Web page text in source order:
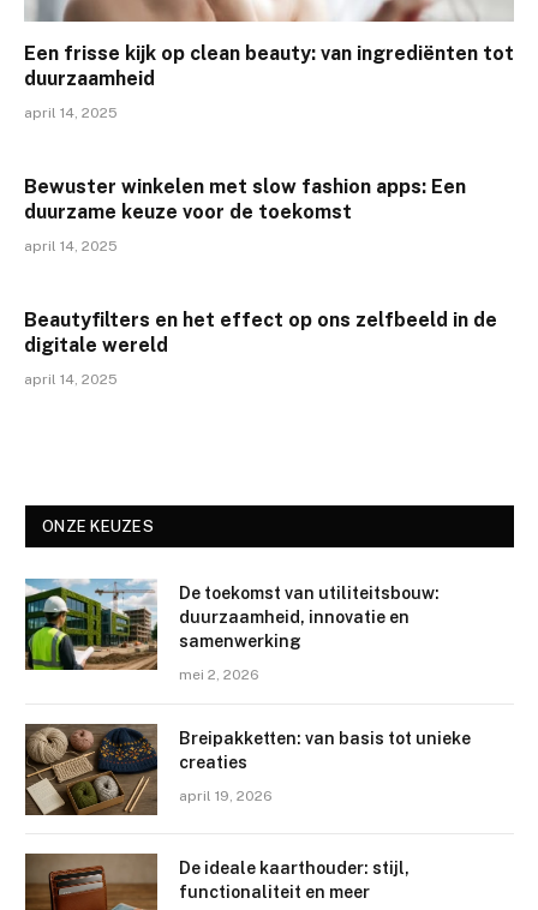
Een frisse kijk op clean beauty: van ingrediënten tot
duurzaamheid
april 14, 2025
Bewuster winkelen met slow fashion apps: Een
duurzame keuze voor de toekomst
april 14, 2025
Beautyfilters en het effect op ons zelfbeeld in de
digitale wereld
april 14, 2025
ONZE KEUZES
De toekomst van utiliteitsbouw:
duurzaamheid, innovatie en
samenwerking
mei 2, 2026
Breipakketten: van basis tot unieke
creaties
april 19, 2026
De ideale kaarthouder: stijl,
functionaliteit en meer